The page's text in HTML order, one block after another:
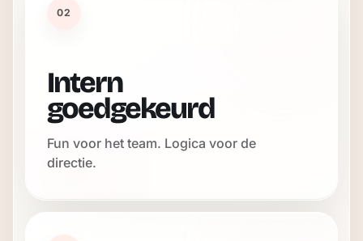
02
Intern
goedgekeurd
Fun voor het team. Logica voor de
directie.